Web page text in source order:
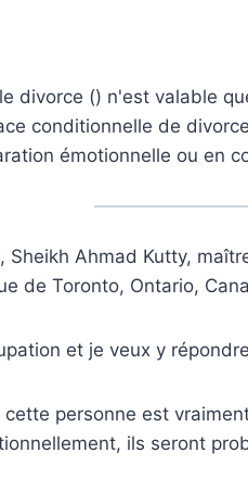
divorce () n'est valable
conditionnelle de
émotionnelle ou en
Sheikh Ahmad Kutty,
de Toronto, Ontario,
et je veux y
personne est
ils seront